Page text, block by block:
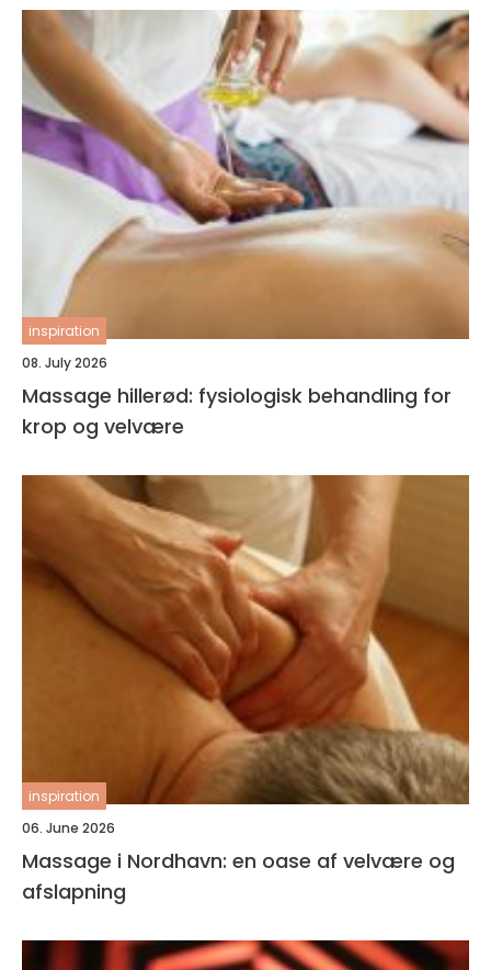
inspiration
08. July 2026
Massage hillerød: fysiologisk behandling for
krop og velvære
inspiration
06. June 2026
Massage i Nordhavn: en oase af velvære og
afslapning